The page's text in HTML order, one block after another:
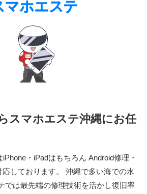
スマホエステ沖縄にお任
・iPadはもちろん Android修理・
しております。 沖縄で多い海での水
では最先端の修理技術を活かし復旧率